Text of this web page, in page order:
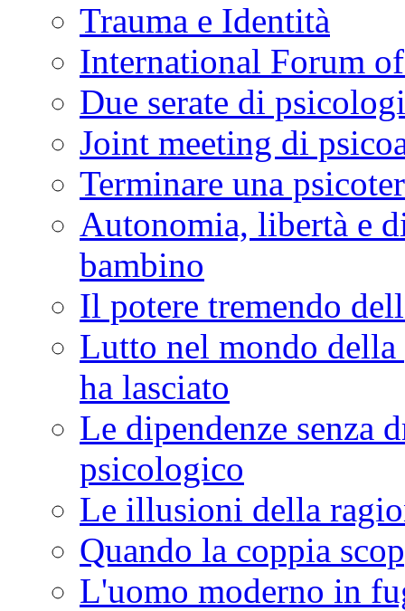
Trauma e Identità
International Forum
Due serate di
Joint meeting di
Terminare una
Autonomia, libertà e
bambino
Il potere tremendo
Lutto nel mondo
ha lasciato
Le dipendenze senza
psicologico
Le illusioni della
Quando la coppia
L'uomo moderno in